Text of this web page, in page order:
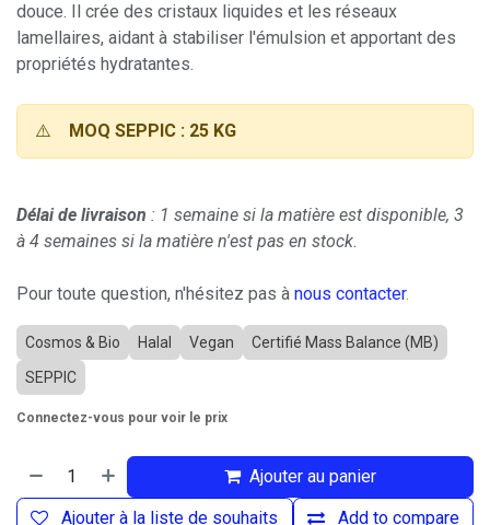
douce. Il crée des cristaux liquides et les réseaux
lamellaires, aidant à stabiliser l'émulsion et apportant des
propriétés hydratantes.
⚠️ MOQ SEPPIC : 25 KG
Délai de livraison : 1 semaine si la matière est disponible, 3
à 4 semaines si la matière n'est pas en stock.
Pour toute question, n'hésitez pas à nous contacter.
Cosmos & Bio Halal Vegan
Certifié Mass Balance (MB)
SEPPIC
Connectez-vous pour voir le prix
Ajouter au panier
Add to compare
Ajouter à la liste de souhaits